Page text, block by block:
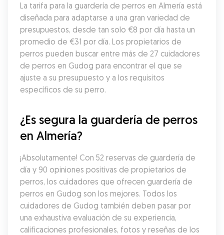
La tarifa para la guardería de perros en Almería está
diseñada para adaptarse a una gran variedad de
presupuestos, desde tan solo €8 por día hasta un
promedio de €31 por día. Los propietarios de
perros pueden buscar entre más de 27 cuidadores
de perros en Gudog para encontrar el que se
ajuste a su presupuesto y a los requisitos
específicos de su perro.
¿Es segura la guardería de perros
en Almería?
¡Absolutamente! Con 52 reservas de guardería de
día y 90 opiniones positivas de propietarios de
perros, los cuidadores que ofrecen guardería de
perros en Gudog son los mejores. Todos los
cuidadores de Gudog también deben pasar por
una exhaustiva evaluación de su experiencia,
calificaciones profesionales, fotos y reseñas de los